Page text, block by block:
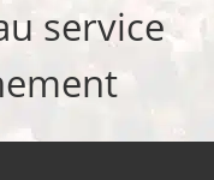
service